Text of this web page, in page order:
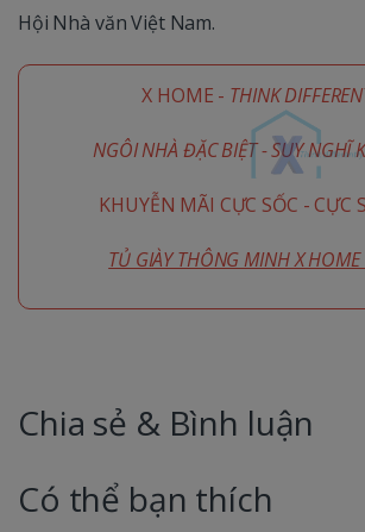
Hội Nhà văn Việt Nam.
X HOME - THINK
NGÔI NHÀ ĐẶC BIỆT - SUY NGHĨ
KHUYỄN MÃI CỰC SỐC - CỰC
TỦ GIÀY THÔNG MINH X
Chia sẻ & Bình luận
Có thể bạn thích